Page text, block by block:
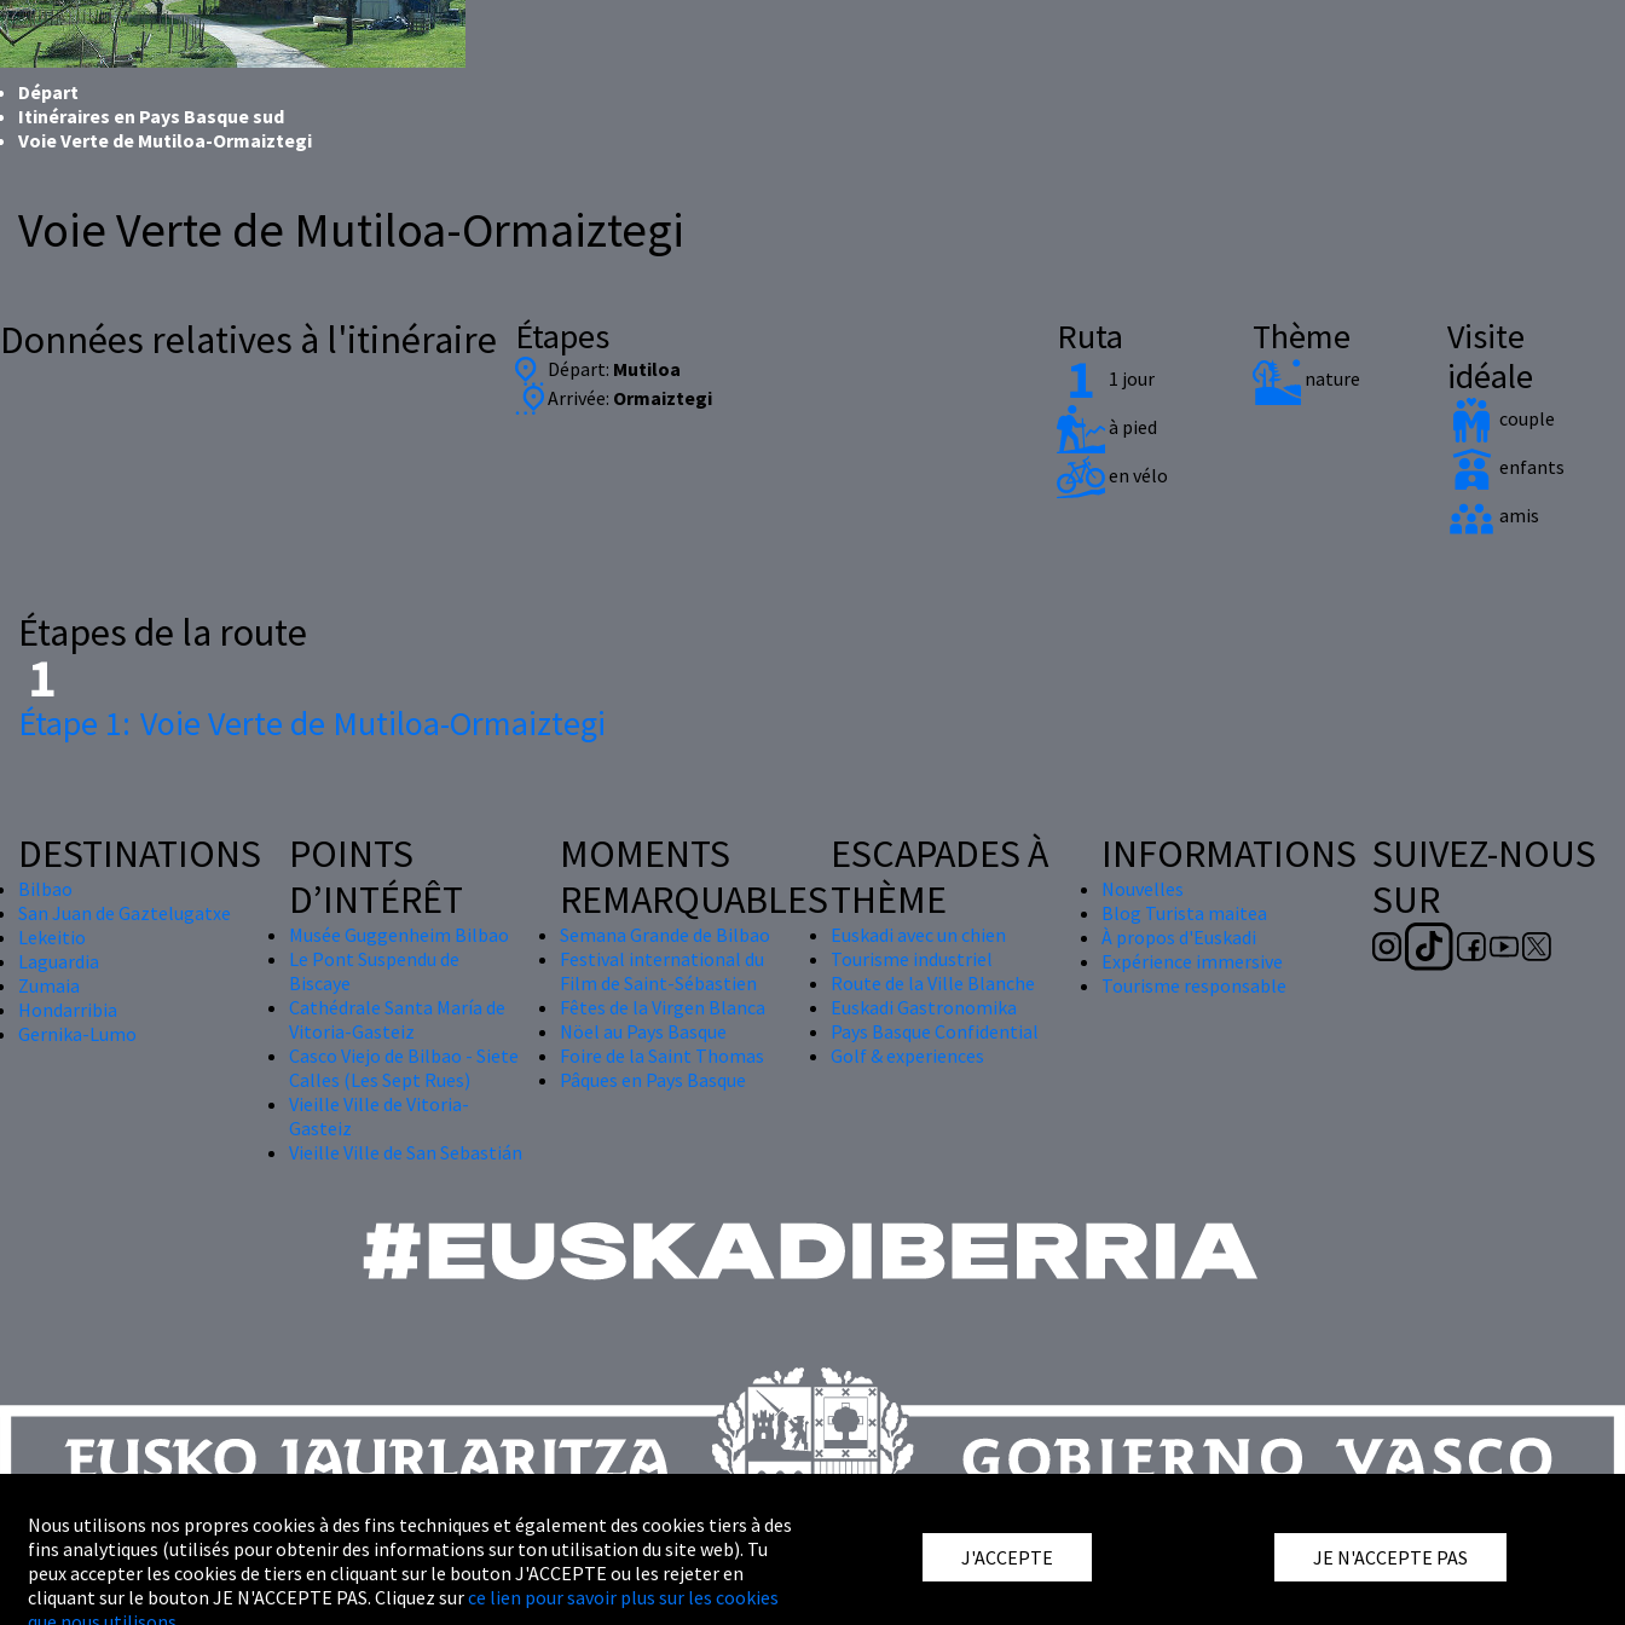
Départ
Itinéraires en Pays Basque sud
Voie Verte de Mutiloa-Ormaiztegi
Voie Verte de Mutiloa-Ormaiztegi
Données relatives à l'itinéraire Étapes
Départ: Mutiloa
Arrivée: Ormaiztegi
Ruta
1 jour
à pied
en vélo
Thème
nature
Visite
idéale
couple
enfants
amis
Étapes de la route
Étape 1: Voie Verte de Mutiloa-Ormaiztegi
DESTINATIONS
Bilbao
San Juan de Gaztelugatxe
Lekeitio
Laguardia
Zumaia
Hondarribia
Gernika-Lumo
POINTS
D’INTÉRÊT
Musée Guggenheim Bilbao
Le Pont Suspendu de
Biscaye
Cathédrale Santa María de
Vitoria-Gasteiz
Casco Viejo de Bilbao - Siete
Calles (Les Sept Rues)
Vieille Ville de Vitoria-
Gasteiz
Vieille Ville de San Sebastián
MOMENTS
REMARQUABLES
Semana Grande de Bilbao
Festival international du
Film de Saint-Sébastien
Fêtes de la Virgen Blanca
Nöel au Pays Basque
Foire de la Saint Thomas
Pâques en Pays Basque
ESCAPADES À
THÈME
Euskadi avec un chien
Tourisme industriel
Route de la Ville Blanche
Euskadi Gastronomika
Pays Basque Confidential
Golf & experiences
INFORMATIONS
Nouvelles
Blog Turista maitea
À propos d'Euskadi
Expérience immersive
Tourisme responsable
SUIVEZ-NOUS
SUR
Plan du site
Professionnels
Accessibilité
Nous utilisons nos propres cookies à des fins techniques et également des cookies tiers à des
fins analytiques (utilisés pour obtenir des informations sur ton utilisation du site web). Tu
peux accepter les cookies de tiers en cliquant sur le bouton J'ACCEPTE ou les rejeter en
cliquant sur le bouton JE N'ACCEPTE PAS. Cliquez surce lien pour savoir plus sur les cookies
J'ACCEPTE JE N'ACCEPTE PAS